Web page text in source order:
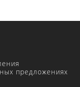
предложениях